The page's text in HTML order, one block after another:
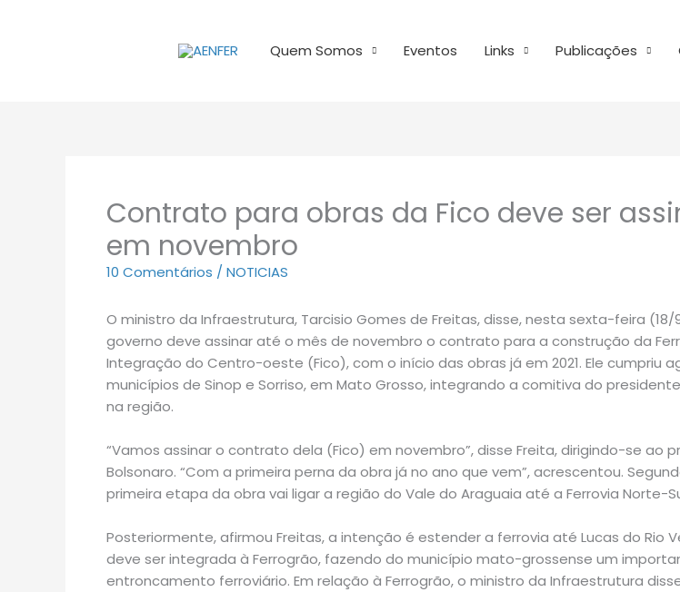
Quem Somos Eventos Links Publicações
Contrato para obras da Fico deve ser
em novembro
10 Comentários / NOTICIAS
O ministro da Infraestrutura, Tarcisio Gomes de Freitas, disse, nesta sexta-feira (18/
governo deve assinar até o mês de novembro o contrato para a construção da
Integração do Centro-oeste (Fico), com o início das obras já em 2021. Ele cumpriu
municípios de Sinop e Sorriso, em Mato Grosso, integrando a comitiva do
na região.
“Vamos assinar o contrato dela (Fico) em novembro”, disse Freita, dirigindo-se ao
Bolsonaro. “Com a primeira perna da obra já no ano que vem”, acrescentou.
primeira etapa da obra vai ligar a região do Vale do Araguaia até a Ferrovia Norte-
Posteriormente, afirmou Freitas, a intenção é estender a ferrovia até Lucas do Rio
deve ser integrada à Ferrogrão, fazendo do município mato-grossense um
entroncamento ferroviário. Em relação à Ferrogrão, o ministro da Infraestrutura